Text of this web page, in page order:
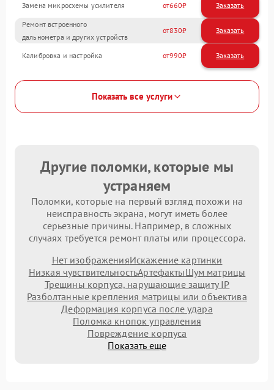
Замена микросхемы усилителя 660
Ремонт встроенного
дальнометра и других устройств
830
Калибровка и настройка 990
Показать все услуги
Другие поломки, которые мы
устраняем
Поломки, которые на первый взгляд похожи на
неисправность экрана, могут иметь более
серьезные причины. Например, в сложных
случаях требуется ремонт платы или процессора.
Нет изображенияИскажение картинки
Низкая чувствительностьАртефактыШум матрицы
Трещины корпуса, нарушающие защиту IP
Разболтанные крепления матрицы или объектива
Деформация корпуса после удара
Поломка кнопок управления
Повреждение корпуса
Показать еще